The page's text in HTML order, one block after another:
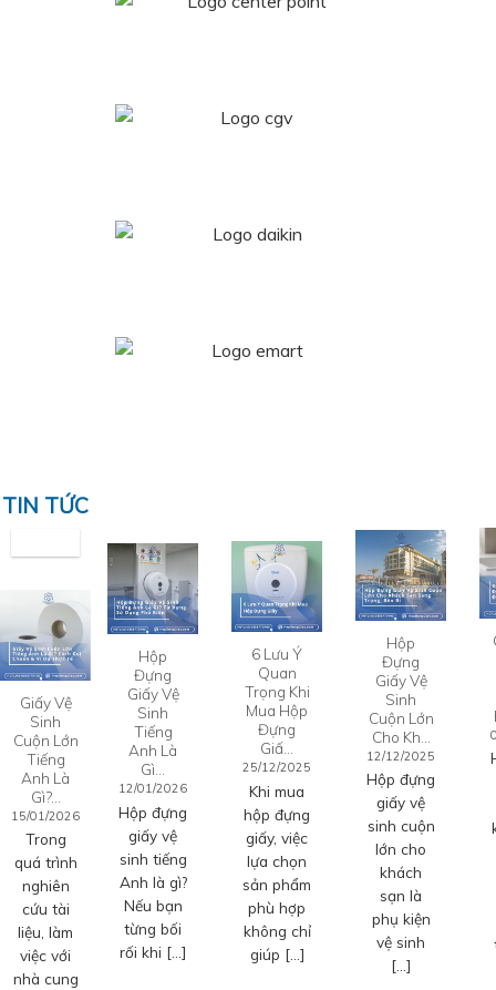
TIN TỨC
Giấy Vệ
Sinh
Cuộn Lớn
Tiếng
Anh Là
Gì?…
15/01/2026
Trong
quá trình
nghiên
cứu tài
liệu, làm
việc với
nhà cung
Hộp
Đựng
Giấy Vệ
Sinh
Tiếng
Anh Là
Gì…
12/01/2026
Hộp đựng
giấy vệ
sinh tiếng
Anh là gì?
Nếu bạn
từng bối
rối khi […]
6 Lưu Ý
Quan
Trọng Khi
Mua Hộp
Đựng
Giấ…
25/12/2025
Khi mua
hộp đựng
giấy, việc
lựa chọn
sản phẩm
phù hợp
không chỉ
giúp […]
Hộp
Đựng
Giấy Vệ
Sinh
Cuộn Lớn
Cho Kh…
12/12/2025
Hộp đựng
giấy vệ
sinh cuộn
lớn cho
khách
sạn là
phụ kiện
vệ sinh
[…]